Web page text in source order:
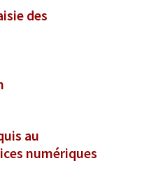
des
au
numériques